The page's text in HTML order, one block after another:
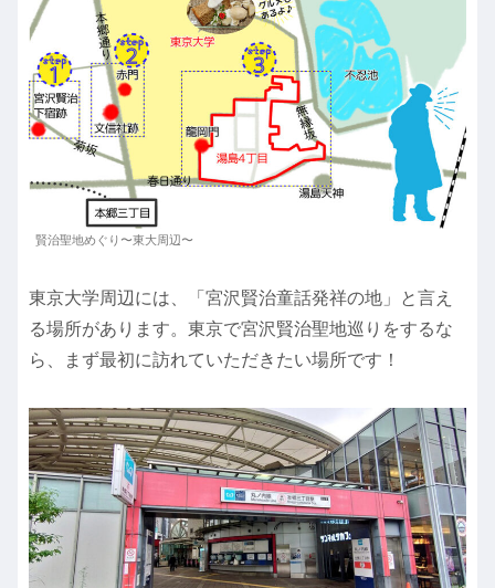
賢治聖地めぐり〜東大周辺〜
東京大学周辺には、「宮沢賢治童話発祥の地」と言え
る場所があります。東京で宮沢賢治聖地巡りをするな
ら、まず最初に訪れていただきたい場所です！